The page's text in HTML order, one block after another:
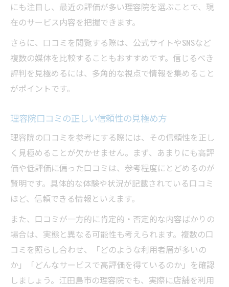
にも注目し、最近の評価が多い理容院を選ぶことで、現
在のサービス内容を把握できます。
さらに、口コミを閲覧する際は、公式サイトやSNSなど
複数の媒体を比較することもおすすめです。信じるべき
評判を見極めるには、多角的な視点で情報を集めること
がポイントです。
理容院口コミの正しい信頼性の見極め方
理容院の口コミを参考にする際には、その信頼性を正し
く見極めることが欠かせません。まず、あまりにも高評
価や低評価に偏った口コミは、参考程度にとどめるのが
賢明です。具体的な体験や状況が記載されている口コミ
ほど、信頼できる情報といえます。
また、口コミが一方的に肯定的・否定的な内容ばかりの
場合は、実態と異なる可能性も考えられます。複数の口
コミを照らし合わせ、「どのような利用者層が多いの
か」「どんなサービスで高評価を得ているのか」を確認
しましょう。江田島市の理容院でも、実際に店舗を利用